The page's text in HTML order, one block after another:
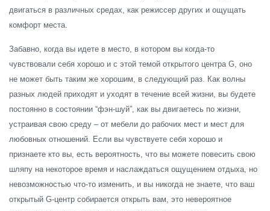
двигаться в различных средах, как режиссер других и ощущать
комфорт места.
Забавно, когда вы идете в место, в котором вы когда-то
чувствовали себя хорошо и с этой темой открытого центра G, оно
не может быть таким же хорошим, в следующий раз. Как волны
разных людей приходят и уходят в течение всей жизни, вы будете
постоянно в состоянии “фэн-шуй”, как вы двигаетесь по жизни,
устраивая свою среду – от мебели до рабочих мест и мест для
любовных отношений. Если вы чувствуете себя хорошо и
признаете кто вы, есть вероятность, что вы можете повесить свою
шляпу на некоторое время и наслаждаться ощущением отдыха, но
невозможностью что-то изменить, и вы никогда не знаете, что ваш
открытый G-центр собирается открыть вам, это невероятное